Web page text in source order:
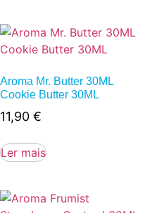
Aroma Mr. Butter 30ML
Cookie Butter 30ML
11,90 €
Ler mais